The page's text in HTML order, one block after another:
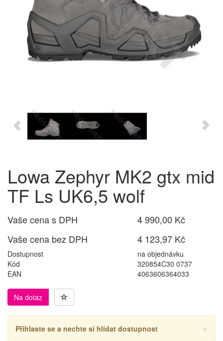
Lowa Zephyr MK2 gtx mid
TF Ls UK6,5 wolf
Vaše cena s DPH
4 990,00 Kč
Vaše cena bez DPH
4 123,97 Kč
Dostupnost
na objednávku
Kód
320854C30 0737
EAN
4063606364033
Na dotaz
×
Přihlaste se a nechte si hlídat dostupnost